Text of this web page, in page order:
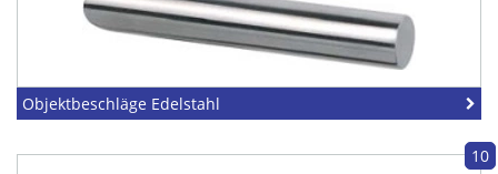
Objektbeschläge Edelstahl
10